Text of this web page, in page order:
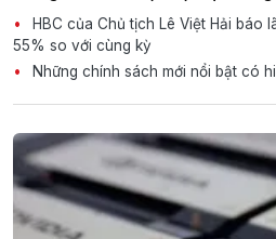
HBC của Chủ tịch Lê Việt Hải báo
55% so với cùng kỳ
Những chính sách mới nổi bật có